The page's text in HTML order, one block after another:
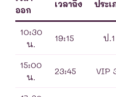
ออก
เวลาถึง ประเ
10:30
น.
19:15 ป.1
15:00
น.
23:45 VIP